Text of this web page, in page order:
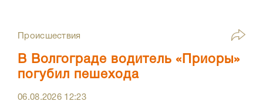
Происшествия
В Волгограде водитель «Приоры»
погубил пешехода
06.08.2026 12:23